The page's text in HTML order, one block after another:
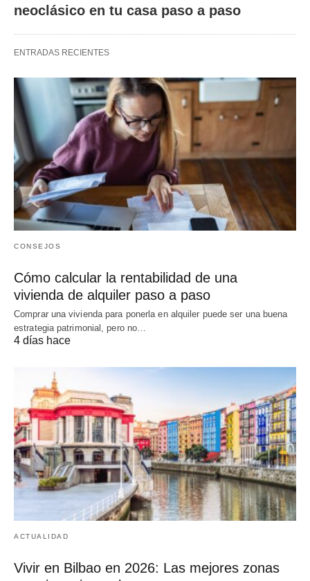
neoclásico en tu casa paso a paso
ENTRADAS RECIENTES
CONSEJOS
Cómo calcular la rentabilidad de una
vivienda de alquiler paso a paso
Comprar una vivienda para ponerla en alquiler puede ser una buena
estrategia patrimonial, pero no…
4 días hace
ACTUALIDAD
Vivir en Bilbao en 2026: Las mejores zonas